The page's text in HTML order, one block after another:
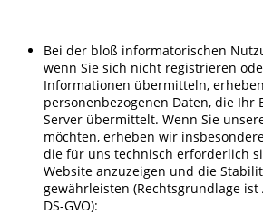
Bei der bloß informatorischen
wenn Sie sich nicht registrieren
Informationen übermitteln,
personenbezogenen Daten, die Ihr
Server übermittelt. Wenn Sie
möchten, erheben wir
die für uns technisch erforderlich
Website anzuzeigen und die
gewährleisten (Rechtsgrundlage ist
DS-GVO):